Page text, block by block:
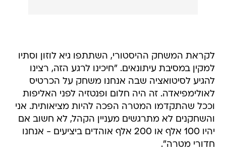
לקראת המשחק ההיסטורי, השתתפו גיא לוזון וסתיו
למקין במסיבת עיתונאים. "חיכינו לרגע הזה, רצינו
להגיע לסיטואציה שבה אנחנו משחק על הכרטיס
לאולימפיאדה. זה היה חלום ופנטזיה לפני האליפות
וככל שהתקדמו המטרה הפכה להיות מציאותית. אני
והשחקנים לא מתרגשים מעניין הקהל, לא חשוב אם
יהיו 100 אלף או 200 אלף אוהדים ביציעים - אנחנו
חדורי מטרה".